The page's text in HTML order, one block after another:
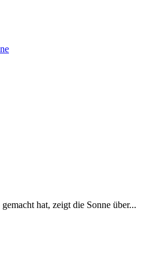
hat, zeigt die Sonne über...